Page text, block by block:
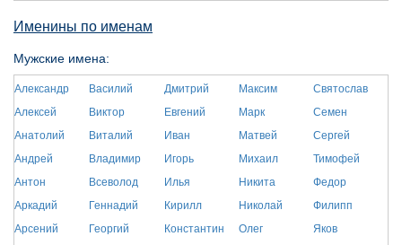
Именины по именам
Мужские имена:
Александр
Алексей
Анатолий
Андрей
Антон
Аркадий
Арсений
Василий
Виктор
Виталий
Владимир
Всеволод
Геннадий
Георгий
Дмитрий
Евгений
Иван
Игорь
Илья
Кирилл
Константин
Максим
Марк
Матвей
Михаил
Никита
Николай
Олег
Святослав
Семен
Сергей
Тимофей
Федор
Филипп
Яков